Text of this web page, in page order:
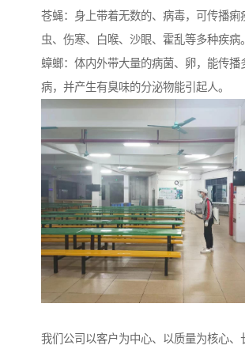
苍蝇：身上带着无数的、病毒，可传播痢
虫、伤寒、白喉、沙眼、霍乱等多种疾病。
蟑螂：体内外带大量的病菌、卵，能传播
病，并产生有臭味的分泌物能引起人。
我们公司以客户为中心、以质量为核心、